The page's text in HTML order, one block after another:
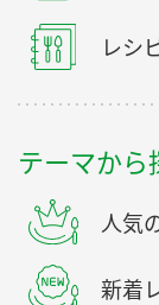
レシ
テーマから
人気
新着